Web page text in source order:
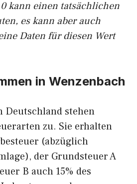
kann einen tatsächlichen
es kann aber auch
Daten für diesen Wert
in Wenzenbach
Deutschland stehen
zu. Sie erhalten
(abzüglich
der Grundsteuer A
B auch 15% des